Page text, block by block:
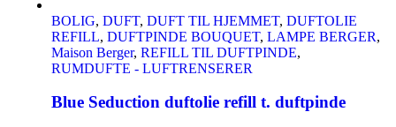
BOLIG, DUFT, DUFT TIL HJEMMET, DUFTOLIE
REFILL, DUFTPINDE BOUQUET, LAMPE BERGER,
Maison Berger, REFILL TIL DUFTPINDE,
RUMDUFTE - LUFTRENSERER
Blue Seduction duftolie refill t. duftpinde